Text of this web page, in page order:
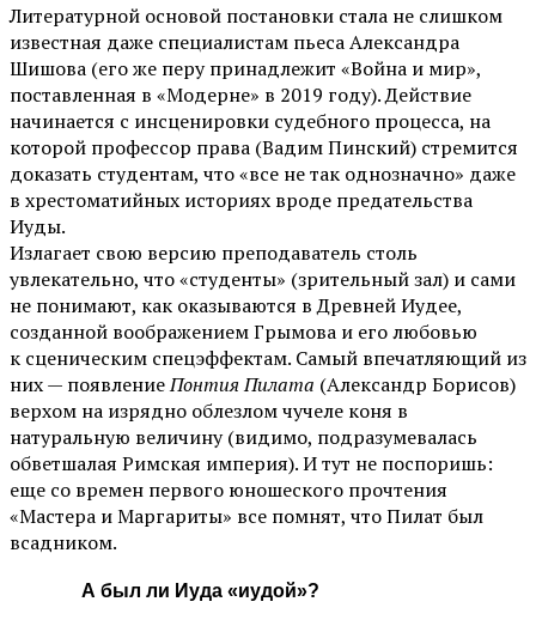
Литературной основой постановки стала не слишком
известная даже специалистам пьеса Александра
Шишова (его же перу принадлежит «Война и мир»,
поставленная в «Модерне» в 2019 году). Действие
начинается с инсценировки судебного процесса, на
которой профессор права (Вадим Пинский) стремится
доказать студентам, что «все не так однозначно» даже
в хрестоматийных историях вроде предательства
Иуды.
Излагает свою версию преподаватель столь
увлекательно, что «студенты» (зрительный зал) и сами
не понимают, как оказываются в Древней Иудее,
созданной воображением Грымова и его любовью
к сценическим спецэффектам. Самый впечатляющий из
них — появлениеПонтия Пилата (Александр Борисов)
верхом на изрядно облезлом чучеле коня в
натуральную величину (видимо, подразумевалась
обветшалая Римская империя). И тут не поспоришь:
еще со времен первого юношеского прочтения
«Мастера и Маргариты» все помнят, что Пилат был
всадником.
А был ли Иуда «иудой»?